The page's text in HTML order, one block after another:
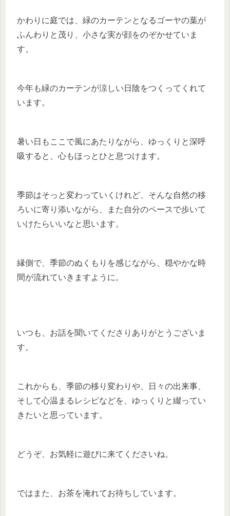
かわりに庭では、緑のカーテンとなるゴーヤの葉が
ふんわりと茂り、小さな実が顔をのぞかせていま
す。
今年も緑のカーテンが涼しい日陰をつくってくれて
います。
暑い日もここで風にあたりながら、ゆっくりと深呼
吸すると、心もほっとひと息つけます。
季節はそっと変わっていくけれど、そんな自然の移
ろいに寄り添いながら、また自分のペースで歩いて
いけたらいいなと思います。
縁側で、季節のぬくもりを感じながら、穏やかな時
間が流れていきますように。
いつも、お話を聞いてくださりありがとうございま
す。
これからも、季節の移り変わりや、日々の出来事、
そして心温まるレシピなどを、ゆっくりと綴ってい
きたいと思っています。
どうぞ、お気軽に遊びに来てくださいね。
ではまた、お茶を淹れてお待ちしています。